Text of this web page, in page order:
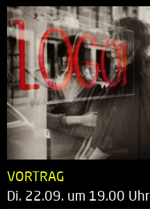
VORTRAG
Di. 22.09. um 19.00 Uhr